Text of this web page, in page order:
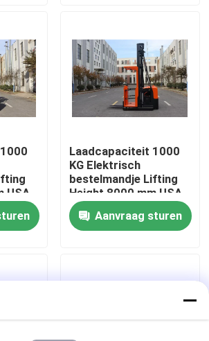
USA
Laadcapaciteit 1000
KG Elektrisch
bestelmandje Lifting
Height 8000 mm USA
Curtis Brand Drive
Control System
Aanvraag sturen